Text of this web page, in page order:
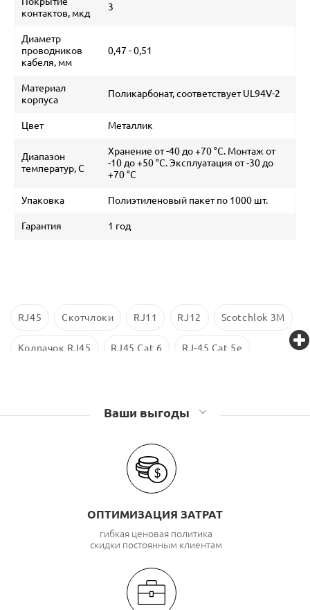
контактов, мкд
3
Диаметр
проводников
кабеля, мм
0,47 - 0,51
Материал
корпуса
Поликарбонат, соответствует UL94V-2
Цвет Металлик
Диапазон
температур, С
Хранение от -40 до +70 °C. Монтаж от
-10 до +50 °C. Эксплуатация от -30 до
+70 °C
Упаковка Полиэтиленовый пакет по 1000 шт.
Гарантия 1 год
RJ45 Скотчлоки RJ11 RJ12 Scotchlok 3M
Колпачок RJ45 RJ45 Cat 6 RJ-45 Cat 5e
Ваши выгоды
ОПТИМИЗАЦИЯ ЗАТРАТ
гибкая ценовая политика
скидки постоянным клиентам